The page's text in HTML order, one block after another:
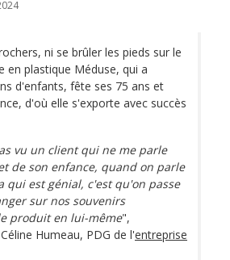
ni se brûler les pieds sur le
en plastique Méduse, qui a
d'enfants, fête ses 75 ans et
d'où elle s'exporte avec succès
vu un client qui ne me parle
de son enfance, quand on parle
qui est génial, c'est qu'on passe
sur nos souvenirs
produit en lui-même",
Humeau, PDG de l'entreprise